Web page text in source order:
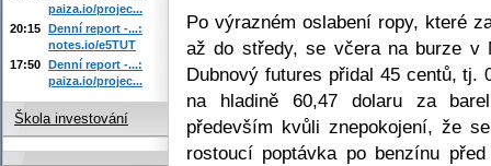
Po výrazném oslabení ropy, které
až do středy, se včera na burze v
Dubnový futures přidal 45 centů, tj.
na hladině 60,47 dolaru za
především kvůli znepokojení, že
rostoucí poptávka po benzínu
paiza.io/projec...
20:15 Denní report -...:
notes.io/e5TUT
17:50 Denní report -...:
paiza.io/projec...
Škola investování